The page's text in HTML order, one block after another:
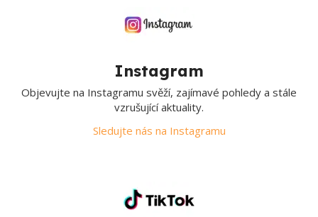
Instagram
Objevujte na Instagramu svěží, zajímavé pohledy a stále
vzrušující aktuality.
Sledujte nás na Instagramu